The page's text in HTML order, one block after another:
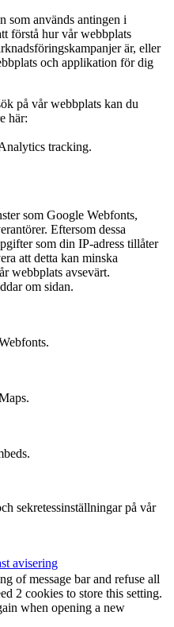
som används antingen i
förstå hur vår webbplats
är, eller
och applikation för dig
på vår webbplats kan du
här:
tracking.
som Google Webfonts,
Eftersom dessa
som din IP-adress tillåter
att detta kan minska
webbplats avsevärt.
om sidan.
sekretessinställningar på vår
avisering
of message bar and refuse all
2 cookies to store this setting.
when opening a new